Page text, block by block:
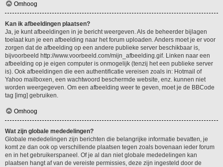
Omhoog
Kan ik afbeeldingen plaatsen?
Ja, je kunt afbeeldingen in je bericht weergeven. Als de beheerder bijlagen
toelaat kun je een afbeelding naar het forum uploaden. Anders moet je er voor
zorgen dat de afbeelding op een andere publieke server beschikbaar is,
bijvoorbeeld http://www.voorbeeld.com/mijn_afbeelding.gif. Linken naar een
afbeelding op je eigen computer is onmogelijk (tenzij het een publieke server
is). Ook afbeeldingen die een authentificatie vereisen zoals in: Hotmail of
Yahoo mailboxen, een wachtwoord beschermde website, enz. kunnen niet
worden weergegeven. Om een afbeelding weer te geven, moet je de BBCode
tag [img] gebruiken.
Omhoog
Wat zijn globale mededelingen?
Globale mededelingen zijn berichten die belangrijke informatie bevatten, je
komt ze dan ook op verschillende plaatsen tegen zoals bovenaan ieder forum
en in het gebruikerspaneel. Of je al dan niet globale mededelingen kan
plaatsen hangt af van de vereiste permissies, deze zijn ingesteld door de